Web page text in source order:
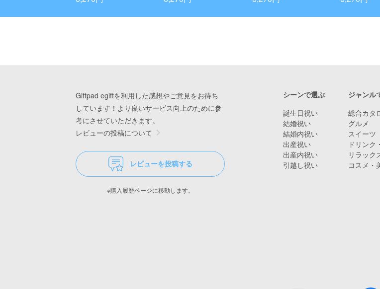
Giftpad egiftを利用した感想やご意見をお待ち
しています！より良いサービス向上のために参
考にさせていただきます。
レビューの投稿について
レビューを投稿する
※購入履歴ページに移動します。
シーンで選ぶ
誕生日祝い
結婚祝い
結婚内祝い
出産祝い
出産内祝い
引越し祝い
ジャンル
総合カタ
グルメ
スイーツ
ドリンク
リラック
コスメ・